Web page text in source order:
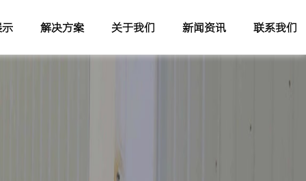
解决方案 关于我们 新闻资讯 联系我们